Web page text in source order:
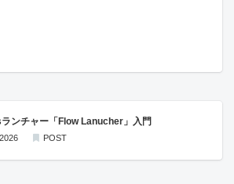
ンチャー「Flow Lanucher」入門
POST